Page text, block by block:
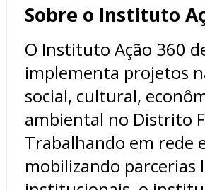
Sobre o Instituto
O Instituto Ação 360
implementa projetos
social, cultural,
ambiental no Distrito
Trabalhando em rede
mobilizando parcerias